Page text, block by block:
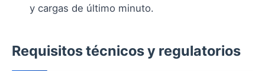
y cargas de último minuto.
Requisitos técnicos y regulatorios